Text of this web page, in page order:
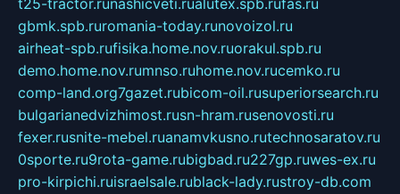
t25-tractor.runashicveti.rualutex.spb.rufas.ru
gbmk.spb.ruromania-today.runovoizol.ru
airheat-spb.rufisika.home.nov.ruorakul.spb.ru
demo.home.nov.rumnso.ruhome.nov.rucemko.ru
comp-land.org7gazet.rubicom-oil.rusuperiorsearch.ru
bulgarianedvizhimost.rusn-hram.rusenovosti.ru
fexer.rusnite-mebel.ruanamvkusno.rutechnosaratov.ru
0sporte.ru9rota-game.rubigbad.ru227gp.ruwes-ex.ru
pro-kirpichi.ruisraelsale.rublack-lady.rustroy-db.com